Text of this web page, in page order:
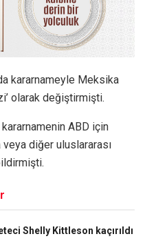
kararnameyle Meksika
olarak değiştirmişti.
kararnamenin ABD için
diğer uluslararası
Shelly Kittleson kaçırıldı